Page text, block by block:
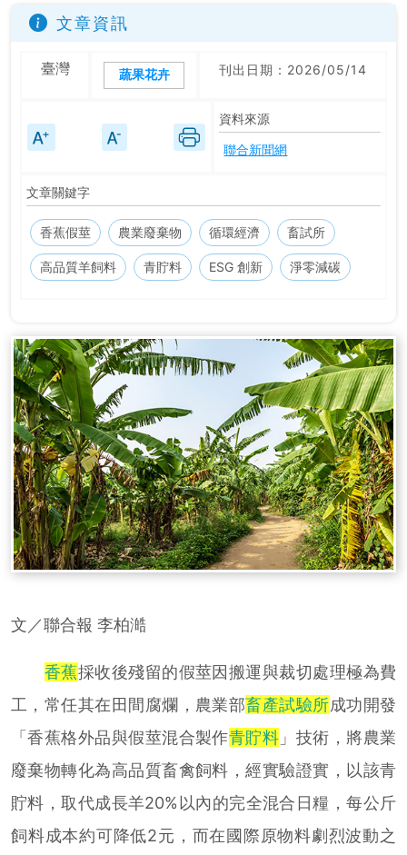
文章資訊
臺灣 蔬果花卉 刊出日期：2026/05/14
資料來源
聯合新聞網
文章關鍵字
香蕉假莖 農業廢棄物 循環經濟 畜試所
高品質羊飼料 青貯料 ESG 創新 淨零減碳
文／聯合報 李柏澔
香蕉採收後殘留的假莖因搬運與裁切處理極為費
工，常任其在田間腐爛，農業部畜產試驗所成功開發
「香蕉格外品與假莖混合製作青貯料 」技術，將農業
廢棄物轉化為高品質畜禽飼料，經實驗證實，以該青
貯料，取代成長羊20%以內的完全混合日糧，每公斤
飼料成本約可降低2元，而在國際原物料劇烈波動之